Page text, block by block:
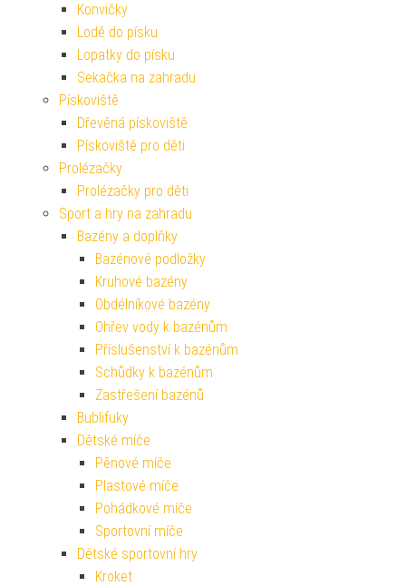
Konvičky
Lodě do písku
Lopatky do písku
Sekačka na zahradu
Pískoviště
Dřevěná pískoviště
Pískoviště pro děti
Prolézačky
Prolézačky pro děti
Sport a hry na zahradu
Bazény a doplňky
Bazénové podložky
Kruhové bazény
Obdélníkové bazény
Ohřev vody k bazénům
Příslušenství k bazénům
Schůdky k bazénům
Zastřešení bazénů
Bublifuky
Dětské míče
Pěnové míče
Plastové míče
Pohádkové míče
Sportovní míče
Dětské sportovní hry
Kroket